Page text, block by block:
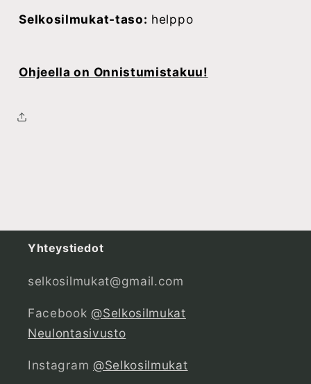
Selkosilmukat-taso: helppo
Ohjeella on Onnistumistakuu!
Yhteystiedot
selkosilmukat@gmail.com
Facebook @Selkosilmukat
Neulontasivusto
Instagram @Selkosilmukat